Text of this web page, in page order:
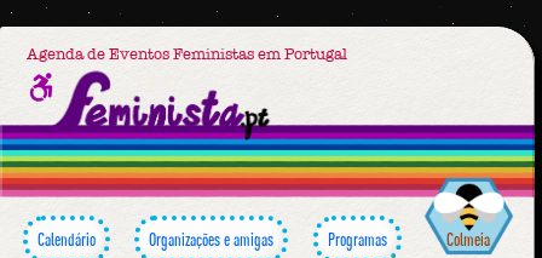
Agenda de Eventos Feministas em Portugal
Calendário Organizações e amigas Programas Colmeia